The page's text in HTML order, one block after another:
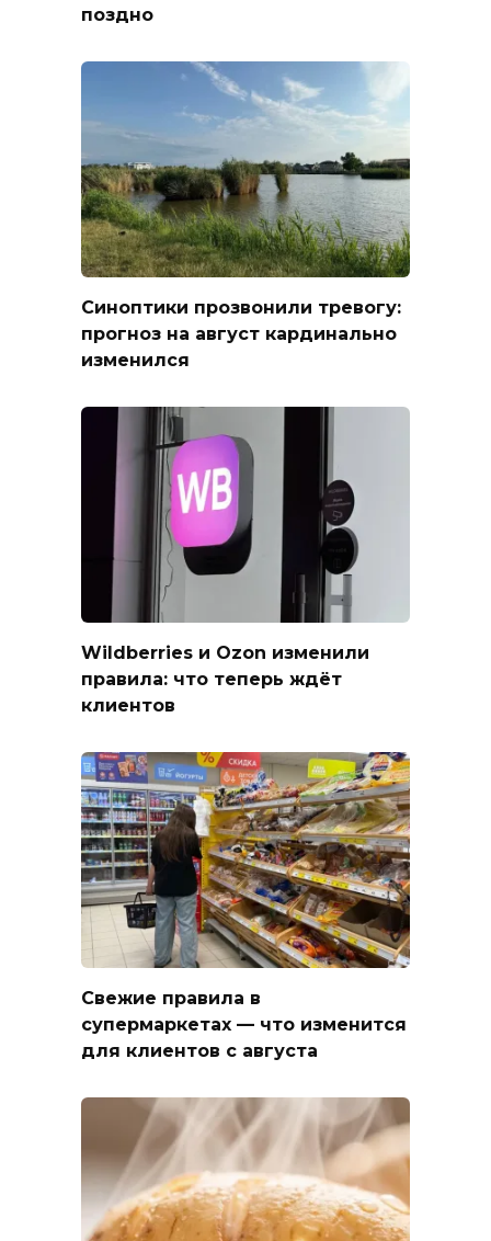
поздно
Синоптики прозвонили тревогу:
прогноз на август кардинально
изменился
Wildberries и Ozon изменили
правила: что теперь ждёт
клиентов
Свежие правила в
супермаркетах — что изменится
для клиентов с августа